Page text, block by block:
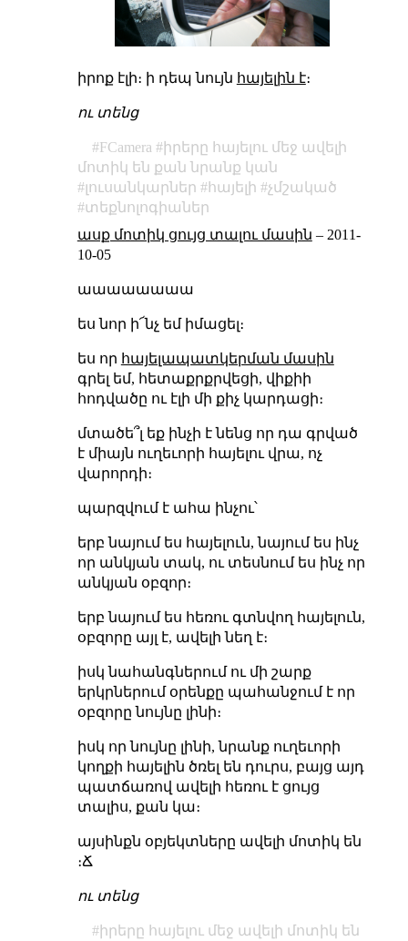
իրոք էլի։ ի դեպ նույն հայելին է։
ու տենց
FCamera
իրերը հայելու մեջ ավելի
մոտիկ են քան նրանք կան
լուսանկարներ
հայելի
չմշակած
տեքնոլոգիաներ
ասք մոտիկ ցույց տալու մասին – 2011-
10-05
աաաաաաաա
ես նոր ի՜նչ եմ իմացել։
ես որ հայելապատկերման մասին
գրել եմ, հետաքրքրվեցի, վիքիի
հոդվածը ու էլի մի քիչ կարդացի։
մտածե՞լ եք ինչի է նենց որ դա գրված
է միայն ուղեւորի հայելու վրա, ոչ
վարորդի։
պարզվում է ահա ինչու՝
երբ նայում ես հայելուն, նայում ես ինչ
որ անկյան տակ, ու տեսնում ես ինչ որ
անկյան օբզոր։
երբ նայում ես հեռու գտնվող հայելուն,
օբզորը այլ է, ավելի նեղ է։
իսկ նահանգներում ու մի շարք
երկրներում օրենքը պահանջում է որ
օբզորը նույնը լինի։
իսկ որ նույնը լինի, նրանք ուղեւորի
կողքի հայելին ծռել են դուրս, բայց այդ
պատճառով ավելի հեռու է ցույց
տալիս, քան կա։
այսինքն օբյեկտները ավելի մոտիկ են
։Ճ
ու տենց
իրերը հայելու մեջ ավելի մոտիկ են